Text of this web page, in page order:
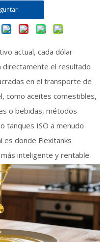
actual, cada dólar
directamente el resultado
en el transporte de
como aceites comestibles,
o bebidas, métodos
tanques ISO a menudo
es donde Flexitanks
inteligente y rentable.